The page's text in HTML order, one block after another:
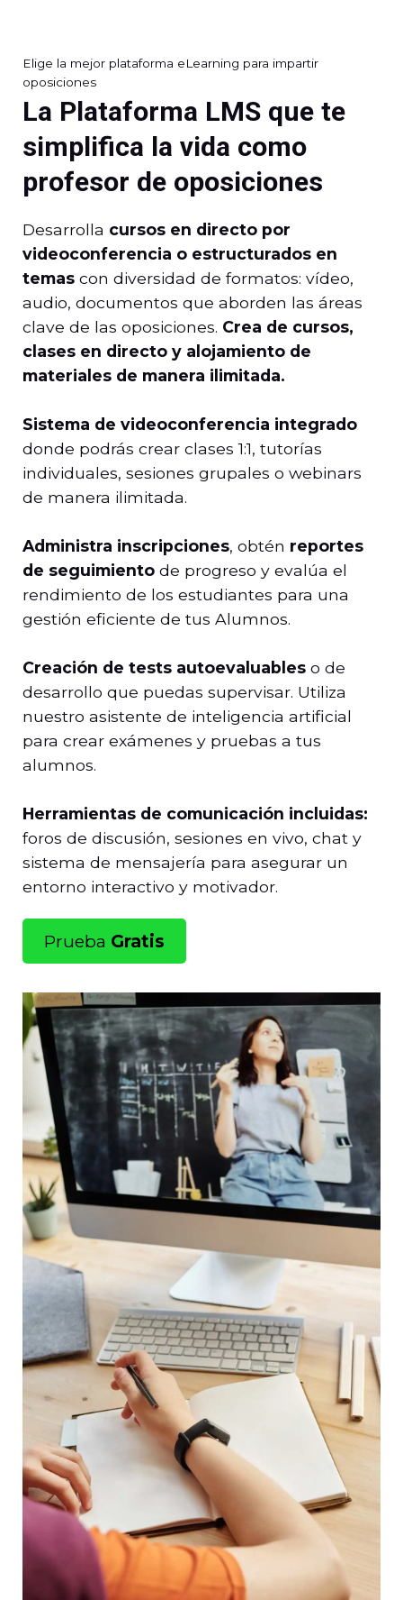
Elige la mejor plataforma eLearning para impartir
oposiciones
La Plataforma LMS que te
simplifica la vida como
profesor de oposiciones
Desarrolla cursos en directo por
videoconferencia o estructurados en
temas con diversidad de formatos: vídeo,
audio, documentos que aborden las áreas
clave de las oposiciones. Crea de cursos,
clases en directo y alojamiento de
materiales de manera ilimitada.
Sistema de videoconferencia integrado
donde podrás crear clases 1:1, tutorías
individuales, sesiones grupales o webinars
de manera ilimitada.
Administra inscripciones, obtén reportes
de seguimiento de progreso y evalúa el
rendimiento de los estudiantes para una
gestión eficiente de tus Alumnos.
Creación de tests autoevaluables o de
desarrollo que puedas supervisar. Utiliza
nuestro asistente de inteligencia artificial
para crear exámenes y pruebas a tus
alumnos.
Herramientas de comunicación incluidas:
foros de discusión, sesiones en vivo, chat y
sistema de mensajería para asegurar un
entorno interactivo y motivador.
Prueba Gratis